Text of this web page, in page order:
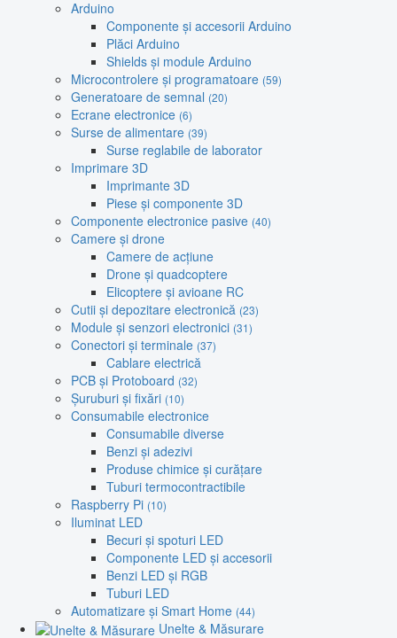
Arduino
Componente și accesorii Arduino
Plăci Arduino
Shields și module Arduino
Microcontrolere și programatoare (59)
Generatoare de semnal (20)
Ecrane electronice (6)
Surse de alimentare (39)
Surse reglabile de laborator
Imprimare 3D
Imprimante 3D
Piese și componente 3D
Componente electronice pasive (40)
Camere și drone
Camere de acțiune
Drone și quadcoptere
Elicoptere și avioane RC
Cutii și depozitare electronică (23)
Module și senzori electronici (31)
Conectori și terminale (37)
Cablare electrică
PCB și Protoboard (32)
Șuruburi și fixări (10)
Consumabile electronice
Consumabile diverse
Benzi și adezivi
Produse chimice și curățare
Tuburi termocontractibile
Raspberry Pi (10)
Iluminat LED
Becuri și spoturi LED
Componente LED și accesorii
Benzi LED și RGB
Tuburi LED
Automatizare și Smart Home (44)
Unelte & Măsurare